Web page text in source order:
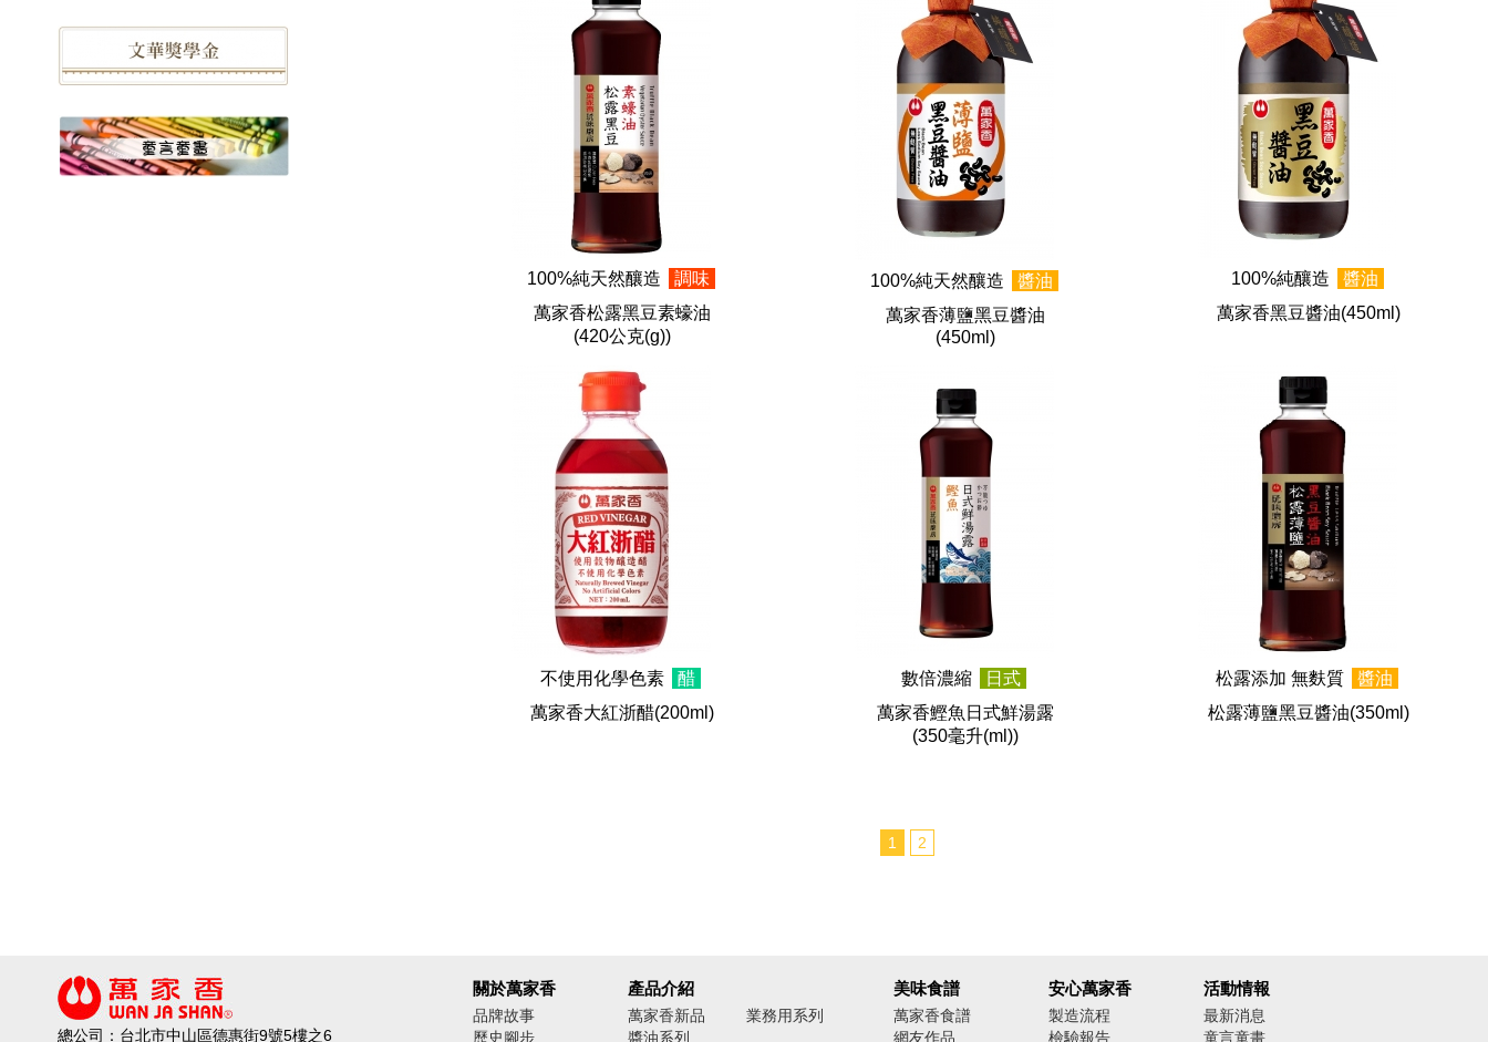
100%純天然釀造
調味
萬家香松露黑豆素蠔油
(420公克(g))
100%純天然釀造
醬油
萬家香薄鹽黑豆醬油
(450ml)
100%純釀造
醬油
萬家香黑豆醬油(450ml)
不使用化學色素
醋
萬家香大紅浙醋(200ml)
數倍濃縮
日式
萬家香鰹魚日式鮮湯露
(350毫升(ml))
松露添加 無麩質
醬油
松露薄鹽黑豆醬油(350ml)
1 2
關於萬家香
品牌故事
歷史腳步
產品介紹
萬家香新品
醬油系列
業務用系列
美味食譜
萬家香食譜
網友作品
安心萬家香
製造流程
檢驗報告
活動情報
最新消息
童言童畫
總公司：台北市中山區德惠街9號5樓之6